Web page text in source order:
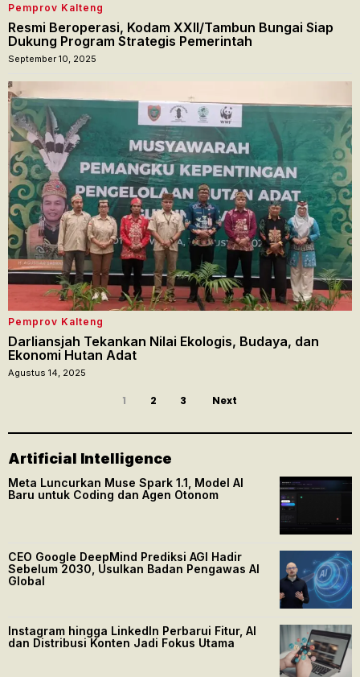
Pemprov Kalteng
Resmi Beroperasi, Kodam XXII/Tambun Bungai Siap
Dukung Program Strategis Pemerintah
September 10, 2025
Pemprov Kalteng
Darliansjah Tekankan Nilai Ekologis, Budaya, dan
Ekonomi Hutan Adat
Agustus 14, 2025
1 2 3 Next
Artificial Intelligence
Meta Luncurkan Muse Spark 1.1, Model AI
Baru untuk Coding dan Agen Otonom
CEO Google DeepMind Prediksi AGI Hadir
Sebelum 2030, Usulkan Badan Pengawas AI
Global
Instagram hingga LinkedIn Perbarui Fitur, AI
dan Distribusi Konten Jadi Fokus Utama